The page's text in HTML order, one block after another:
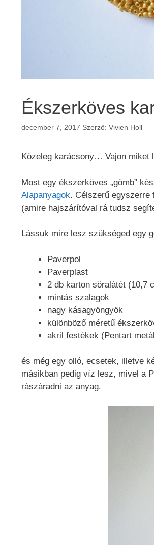
Ékszerköves
december 7, 2017 Szerző: Vivien Holl
Közeleg karácsony… Vajon miket
Most egy ékszerköves „gömb”
Alapanyagok. Célszerű egyszerre
(amire hajszárítóval rá tudsz
Lássuk mire lesz szükséged egy
Paverpol
Paverplast
2 db karton söralátét (10,7
mintás szalagok
nagy kásagyöngyök
különböző méretű
akril festékek (Pentart
és még egy olló, ecsetek, illetve
másikban pedig víz lesz, mivel a
rászáradni az anyag.